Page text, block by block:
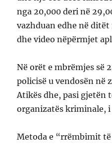
nga 20,000 deri në
vazhduan edhe në
dhe video nëpërmjet
Në orët e mbrëmjes së
policisë u vendosën në
Atikës dhe, pasi gjetën
organizatës kriminale, i
Metoda e “rrëmbimit